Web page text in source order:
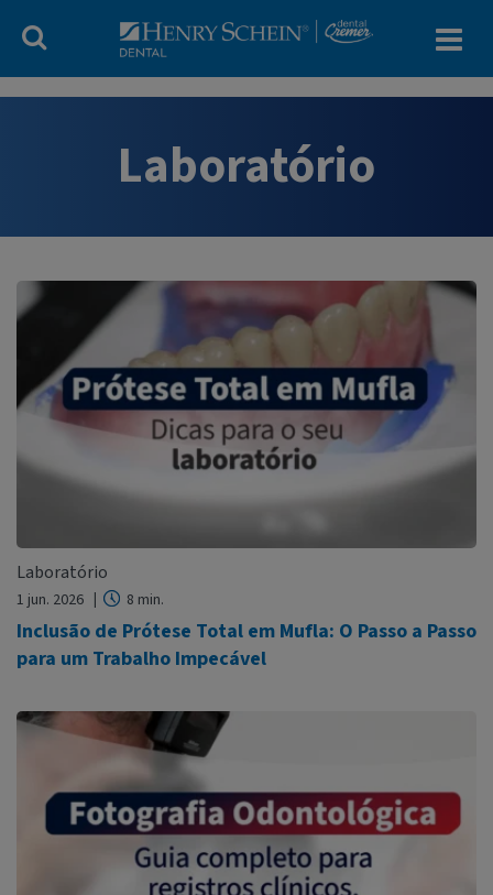
Laboratório
Laboratório
1 jun. 2026 8 min.
Inclusão de Prótese Total em Mufla: O Passo a Passo
para um Trabalho Impecável